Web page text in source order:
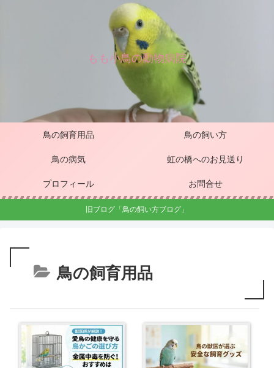
もも小鳥の動物病院
鳥の飼育用品 鳥の飼い方
鳥の病気 虹の橋へのお見送り
プロフィール お問合せ
旧ブログ「鳥の飼い方ブログ」
鳥の飼育用品